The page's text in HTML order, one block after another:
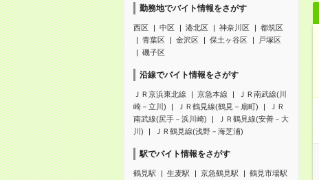
勤務地でバイト情報をさがす
西区 中区 港北区 神奈川区
都筑区
青葉区
金沢区 保土ヶ谷区
戸塚区
磯子区
沿線でバイト情報をさがす
ＪＲ京浜東北線 京急本線
ＪＲ南武線(川
崎－立川)
ＪＲ鶴見線(鶴見－扇町)
ＪＲ
南武線(尻手－浜川崎)
ＪＲ鶴見線(安善－大
川)
ＪＲ鶴見線(浅野－海芝浦)
駅でバイト情報をさがす
鶴見駅 生麦駅 京急鶴見駅
鶴見市場駅